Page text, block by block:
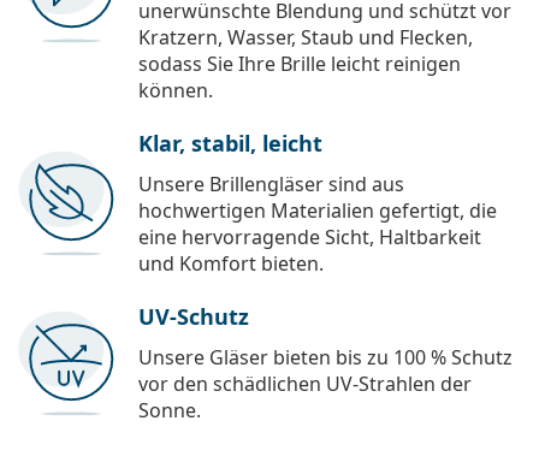
unerwünschte Blendung und schützt vor
Kratzern, Wasser, Staub und Flecken,
sodass Sie Ihre Brille leicht reinigen
können.
Klar, stabil, leicht
Unsere Brillengläser sind aus
hochwertigen Materialien gefertigt, die
eine hervorragende Sicht, Haltbarkeit
und Komfort bieten.
UV-Schutz
Unsere Gläser bieten bis zu 100 % Schutz
vor den schädlichen UV-Strahlen der
Sonne.